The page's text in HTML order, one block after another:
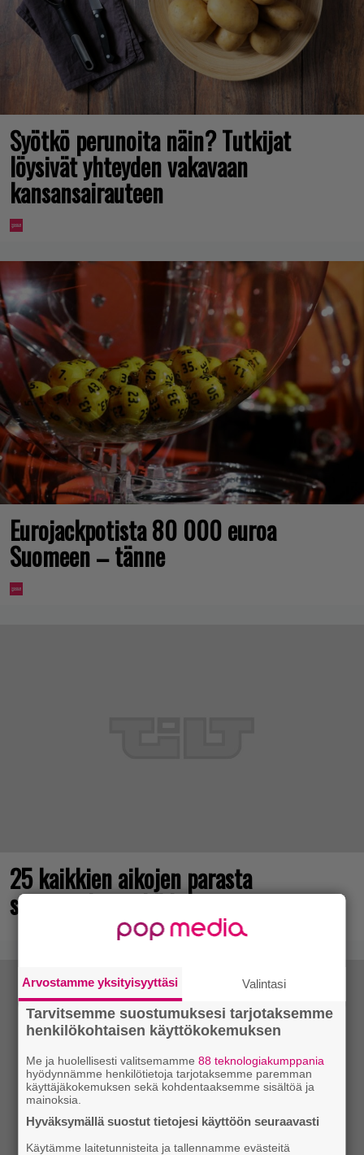
Syötkö perunoita näin? Tutkijat
löysivät yhteyden vakavaan
kansansairauteen
Eurojackpotista 80 000 euroa
Suomeen – tänne
25 kaikkien aikojen parasta
supersankaripeliä listattu
Arvostamme yksityisyyttäsi Valintasi
Tarvitsemme suostumuksesi tarjotaksemme
henkilökohtaisen käyttökokemuksen
Me ja huolellisesti valitsemamme88 teknologiakumppania
hyödynnämme henkilötietoja tarjotaksemme paremman
käyttäjäkokemuksen sekä kohdentaaksemme sisältöä ja
mainoksia.
Hyväksymällä suostut tietojesi käyttöön seuraavasti
Käytämme laitetunnisteita ja tallennamme evästeitä